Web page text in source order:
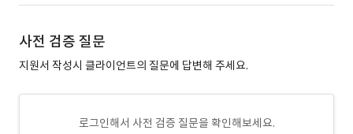
사전 검증 질문
지원서 작성시 클라이언트의 질문에 답변해 주세요.
로그인해서 사전 검증 질문을 확인해보세요.